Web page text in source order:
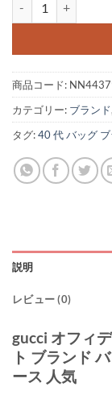
商品コード:
カテゴリー: ブランド
タグ:40 代 バッグ
説明
レビュー (0)
gucci オフィ
ト ブランド
ース 人気